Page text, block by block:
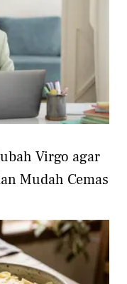
Virgo agar
Mudah Cemas